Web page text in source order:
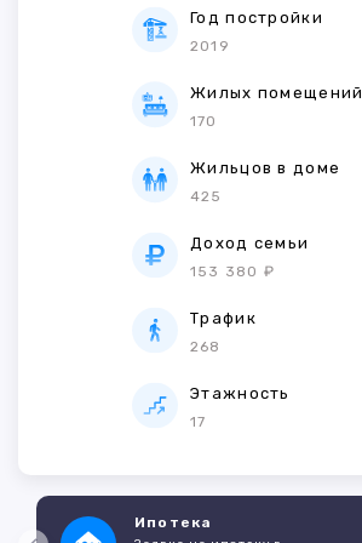
Год постройки
2019
Жилых помещений
170
Жильцов в доме
425
Доход семьи
153 380 ₽
Трафик
268
Этажность
17
Ипотека